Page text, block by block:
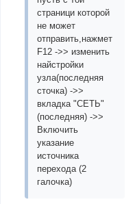
страници которой
не может
отправить,нажмет
F12 ->> изменить
найстройки
узла(последняя
сточка) ->>
вкладка "СЕТЬ"
(последняя) ->>
Включить
указание
источника
перехода (2
галочка)